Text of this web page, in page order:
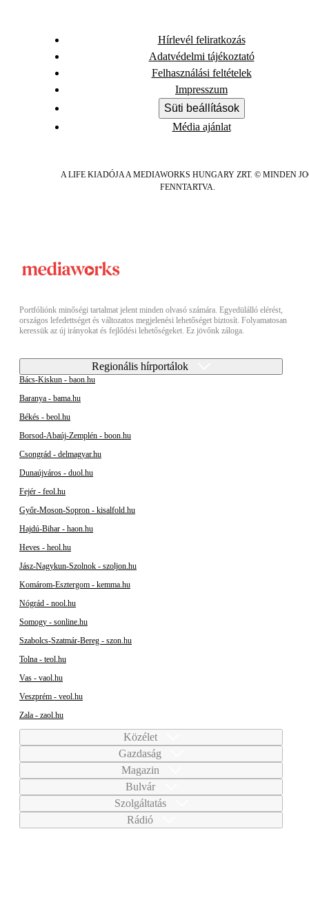
Hírlevél feliratkozás
Adatvédelmi tájékoztató
Felhasználási feltételek
Impresszum
Süti beállítások
Média ajánlat
A LIFE KIADÓJA A MEDIAWORKS HUNGARY ZRT. © MINDEN
FENNTARTVA.
Portfóliónk minőségi tartalmat jelent minden olvasó számára. Egyedülálló elérést,
országos lefedettséget és változatos megjelenési lehetőséget biztosít. Folyamatosan
keressük az új irányokat és fejlődési lehetőségeket. Ez jövőnk záloga.
Regionális hírportálok
Bács-Kiskun - baon.hu
Baranya - bama.hu
Békés - beol.hu
Borsod-Abaúj-Zemplén - boon.hu
Csongrád - delmagyar.hu
Dunaújváros - duol.hu
Fejér - feol.hu
Győr-Moson-Sopron - kisalfold.hu
Hajdú-Bihar - haon.hu
Heves - heol.hu
Jász-Nagykun-Szolnok - szoljon.hu
Komárom-Esztergom - kemma.hu
Nógrád - nool.hu
Somogy - sonline.hu
Szabolcs-Szatmár-Bereg - szon.hu
Tolna - teol.hu
Vas - vaol.hu
Veszprém - veol.hu
Zala - zaol.hu
Közélet
Gazdaság
Magazin
Bulvár
Szolgáltatás
Rádió